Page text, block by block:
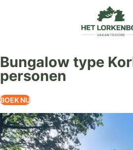
Bungalow type
personen
BOEK NU